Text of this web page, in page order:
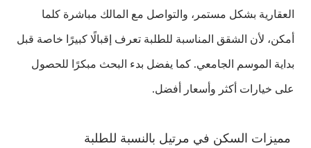
العقارية بشكل مستمر، والتواصل مع المالك مباشرة كلما
أمكن، لأن الشقق المناسبة للطلبة تعرف إقبالًا كبيرًا خاصة قبل
بداية الموسم الجامعي. كما يفضل بدء البحث مبكرًا للحصول
على خيارات أكثر وأسعار أفضل.
مميزات السكن في مرتيل بالنسبة للطلبة